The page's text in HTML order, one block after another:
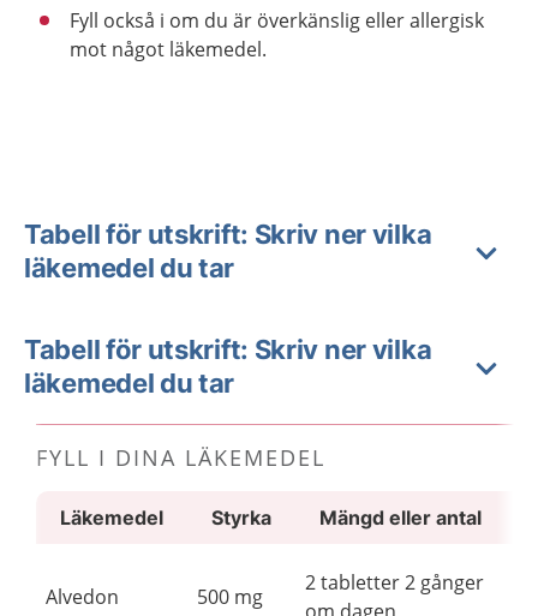
Fyll också i om du är överkänslig eller allergisk
mot något läkemedel.
Tabell för utskrift: Skriv ner vilka
läkemedel du tar
Tabell för utskrift: Skriv ner vilka
läkemedel du tar
FYLL I DINA LÄKEMEDEL
Läkemedel Styrka Mängd eller antal
Alvedon 500 mg
2 tabletter 2 gånger